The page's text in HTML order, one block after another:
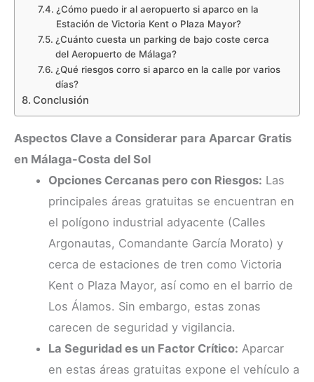
¿Cómo puedo ir al aeropuerto si aparco en la
Estación de Victoria Kent o Plaza Mayor?
¿Cuánto cuesta un parking de bajo coste cerca
del Aeropuerto de Málaga?
¿Qué riesgos corro si aparco en la calle por varios
días?
Conclusión
Aspectos Clave a Considerar para Aparcar Gratis
en Málaga-Costa del Sol
Opciones Cercanas pero con Riesgos: Las
principales áreas gratuitas se encuentran en
el polígono industrial adyacente (Calles
Argonautas, Comandante García Morato) y
cerca de estaciones de tren como Victoria
Kent o Plaza Mayor, así como en el barrio de
Los Álamos. Sin embargo, estas zonas
carecen de seguridad y vigilancia.
La Seguridad es un Factor Crítico: Aparcar
en estas áreas gratuitas expone el vehículo a